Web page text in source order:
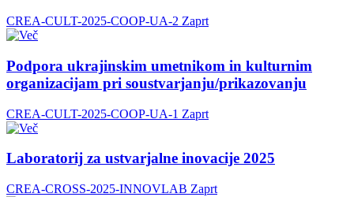
CREA-CULT-2025-COOP-UA-2 Zaprt
Podpora ukrajinskim umetnikom in kulturnim
organizacijam pri soustvarjanju/prikazovanju
CREA-CULT-2025-COOP-UA-1 Zaprt
Laboratorij za ustvarjalne inovacije 2025
CREA-CROSS-2025-INNOVLAB Zaprt